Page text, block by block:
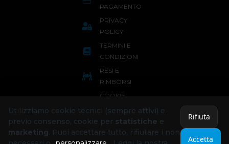
PAGAMENTO
PRIVACY
POLICY
TERMINI E
CONDIZIONI
RESI E
RIMBORSI
COOKIE
POLICY
Utilizziamo cookie tecnici (sempre attivi) e,
previo consenso, cookie per statistiche e
marketing. Puoi accettare tutto, rifiutare i non
Rifiuta
Accetta